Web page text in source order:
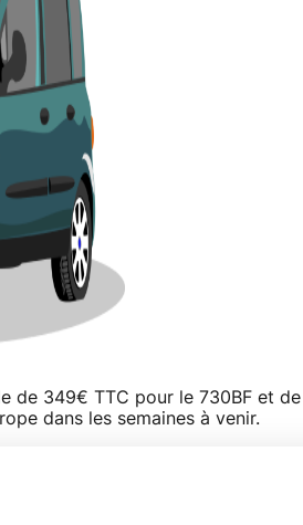
de 349€ TTC pour le 730BF et
dans les semaines à venir.